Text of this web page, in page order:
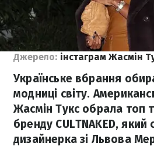
Джерело: інстаграм Жасмін
Українське вбрання
модниці світу.
Жасмін Тукс обрала топ
бренду CULTNAKED, який
дизайнерка зі Львова